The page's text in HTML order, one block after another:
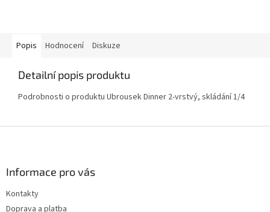
Popis Hodnocení Diskuze
Detailní popis produktu
Podrobnosti o produktu Ubrousek Dinner 2-vrstvý, skládání 1/4
Informace pro vás
Kontakty
Doprava a platba